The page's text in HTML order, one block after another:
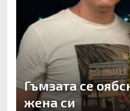
Гъмзата се
жена си